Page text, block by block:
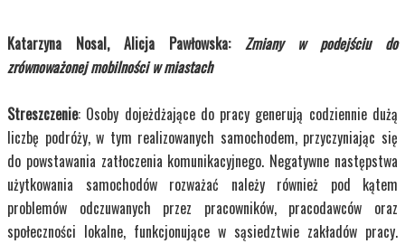
Katarzyna Nosal, Alicja Pawłowska: Zmiany w podejściu do
zrównoważonej mobilności w miastach
Streszczenie: Osoby dojeżdżające do pracy generują codziennie dużą
liczbę podróży, w tym realizowanych samochodem, przyczyniając się
do powstawania zatłoczenia komunikacyjnego. Negatywne następstwa
użytkowania samochodów rozważać należy również pod kątem
problemów odczuwanych przez pracowników, pracodawców oraz
społeczności lokalne, funkcjonujące w sąsiedztwie zakładów pracy.